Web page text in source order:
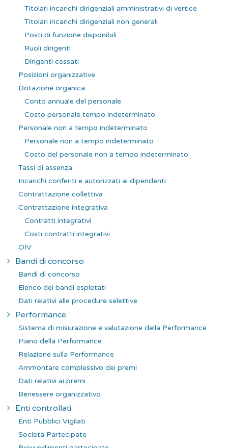
Titolari incarichi dirigenziali amministrativi di vertice
Titolari incarichi dirigenziali non generali
Posti di funzione disponibili
Ruoli dirigenti
Dirigenti cessati
Posizioni organizzative
Dotazione organica
Conto annuale del personale
Costo personale tempo indeterminato
Personale non a tempo indeterminato
Personale non a tempo indeterminato
Costo del personale non a tempo indeterminato
Tassi di assenza
Incarichi conferiti e autorizzati ai dipendenti
Contrattazione collettiva
Contrattazione integrativa
Contratti integrativi
Costi contratti integrativi
OIV
Bandi di concorso
Bandi di concorso
Elenco dei bandi espletati
Dati relativi alle procedure selettive
Performance
Sistema di misurazione e valutazione della Performance
Piano della Performance
Relazione sulla Performance
Ammontare complessivo dei premi
Dati relativi ai premi
Benessere organizzativo
Enti controllati
Enti Pubblici Vigilati
Società Partecipate